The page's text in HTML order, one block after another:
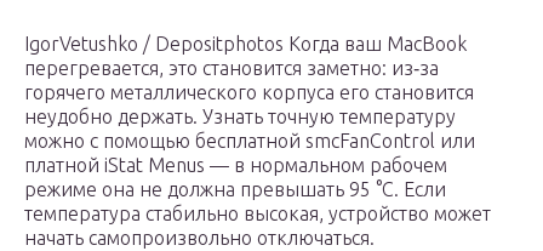
IgorVetushko / Depositphotos Когда ваш MacBook
перегревается, это становится заметно: из‑за
горячего металлического корпуса его становится
неудобно держать. Узнать точную температуру
можно с помощью бесплатной smcFanControl или
платной iStat Menus — в нормальном рабочем
режиме она не должна превышать 95 °C. Если
температура стабильно высокая, устройство может
начать самопроизвольно отключаться.